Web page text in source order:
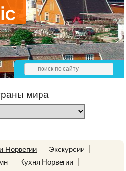
мира
Норвегии
Экскурсии
Кухня Норвегии